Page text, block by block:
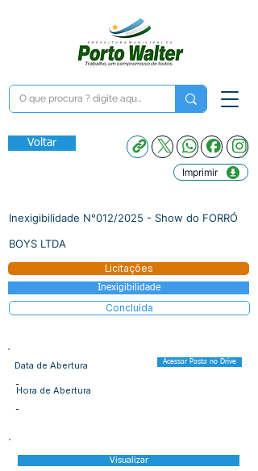
Voltar
Imprimir
Inexigibilidade N°012/2025 - Show do FORRÓ
BOYS LTDA
Licitações
Inexigibilidade
Concluída
Data de Abertura Acessar Pasta no Drive
-
Hora de Abertura
-
Visualizar